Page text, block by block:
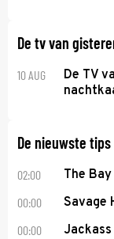
De tv van
10 AUG
De TV
De nieuwste
02:00 The Bay
00:00 Savage
00:00 Jackass